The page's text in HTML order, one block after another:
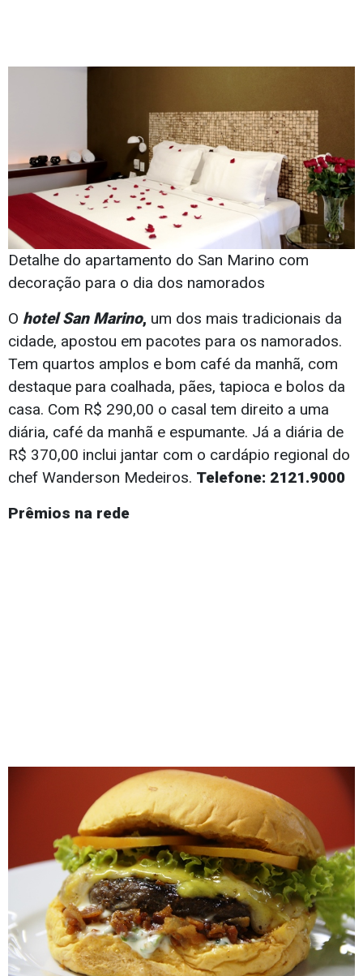
Detalhe do apartamento do San Marino com
decoração para o dia dos namorados
O hotel San Marino, um dos mais tradicionais da
cidade, apostou em pacotes para os namorados.
Tem quartos amplos e bom café da manhã, com
destaque para coalhada, pães, tapioca e bolos da
casa. Com R$ 290,00 o casal tem direito a uma
diária, café da manhã e espumante. Já a diária de
R$ 370,00 inclui jantar com o cardápio regional do
chef Wanderson Medeiros. Telefone: 2121.9000
Prêmios na rede